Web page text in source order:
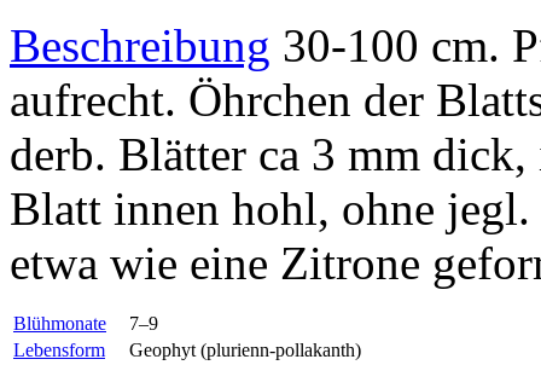
Beschreibung 30-100 cm.
aufrecht. Öhrchen der
derb. Blätter ca 3 mm
Blatt innen hohl, ohne
etwa wie eine Zitrone
Blühmonate
7–9
Lebensform
Geophyt (plurienn-pollakanth)